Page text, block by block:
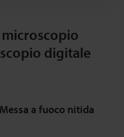
microscopio
digitale
a fuoco nitida